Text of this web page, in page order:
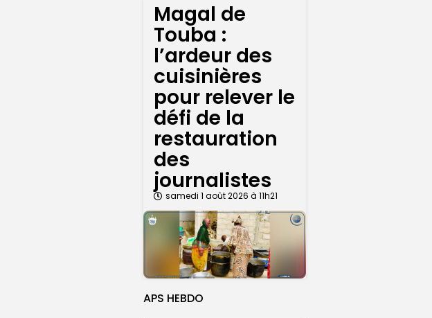
Magal de
Touba :
l’ardeur des
cuisinières
pour relever le
défi de la
restauration
des
journalistes
samedi 1 août 2026 à 11h21
APS HEBDO